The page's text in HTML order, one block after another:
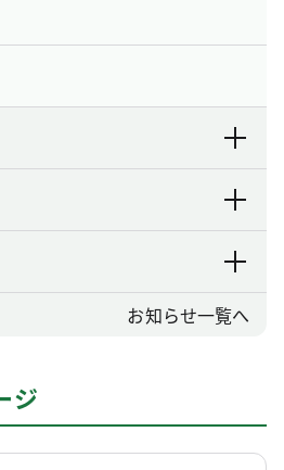
お知らせ一覧へ
ジ